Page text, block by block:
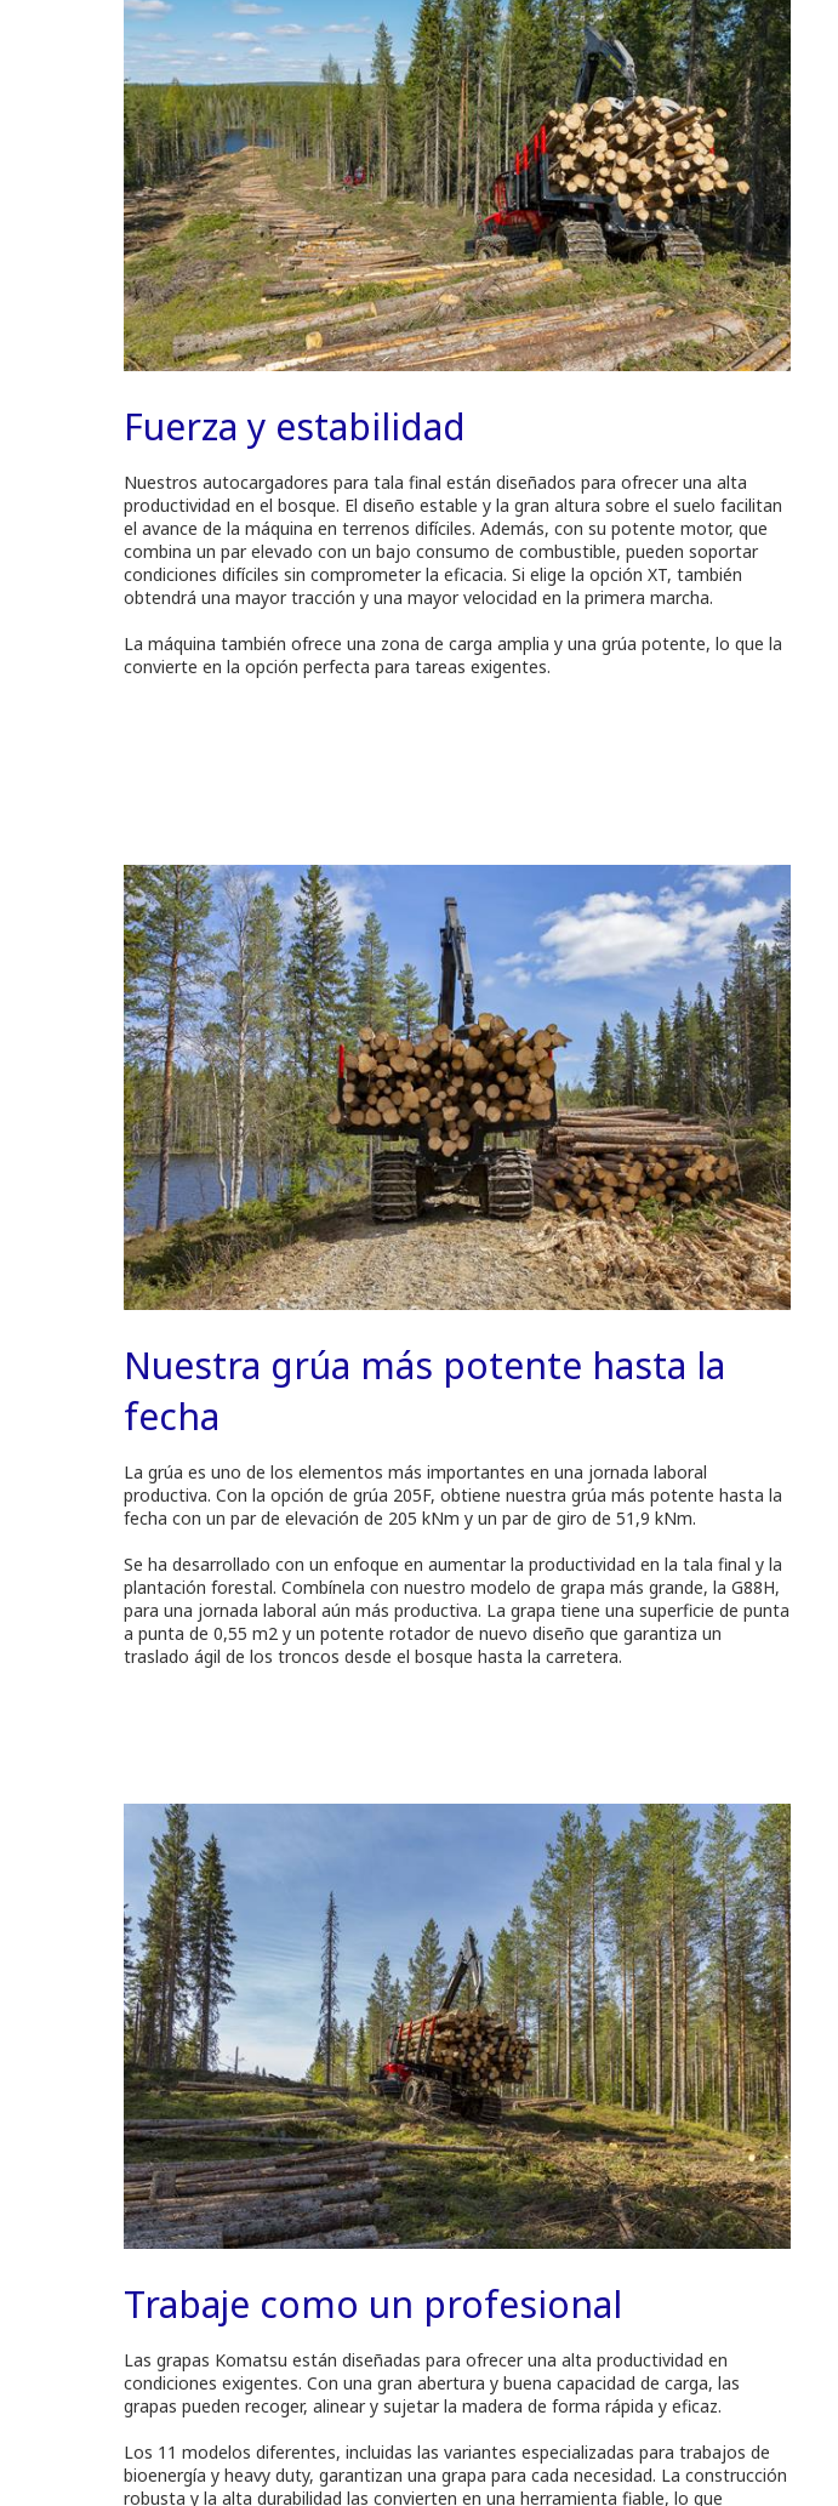
Fuerza y estabilidad
Nuestros autocargadores para tala final están diseñados para ofrecer una alta
productividad en el bosque. El diseño estable y la gran altura sobre el suelo facilitan
el avance de la máquina en terrenos difíciles. Además, con su potente motor, que
combina un par elevado con un bajo consumo de combustible, pueden soportar
condiciones difíciles sin comprometer la eficacia. Si elige la opción XT, también
obtendrá una mayor tracción y una mayor velocidad en la primera marcha.
La máquina también ofrece una zona de carga amplia y una grúa potente, lo que la
convierte en la opción perfecta para tareas exigentes.
Nuestra grúa más potente hasta la
fecha
La grúa es uno de los elementos más importantes en una jornada laboral
productiva. Con la opción de grúa 205F, obtiene nuestra grúa más potente hasta la
fecha con un par de elevación de 205 kNm y un par de giro de 51,9 kNm.
Se ha desarrollado con un enfoque en aumentar la productividad en la tala final y la
plantación forestal. Combínela con nuestro modelo de grapa más grande, la G88H,
para una jornada laboral aún más productiva. La grapa tiene una superficie de punta
a punta de 0,55 m2 y un potente rotador de nuevo diseño que garantiza un
traslado ágil de los troncos desde el bosque hasta la carretera.
Trabaje como un profesional
Las grapas Komatsu están diseñadas para ofrecer una alta productividad en
condiciones exigentes. Con una gran abertura y buena capacidad de carga, las
grapas pueden recoger, alinear y sujetar la madera de forma rápida y eficaz.
Los 11 modelos diferentes, incluidas las variantes especializadas para trabajos de
bioenergía y heavy duty, garantizan una grapa para cada necesidad. La construcción
robusta y la alta durabilidad las convierten en una herramienta fiable, lo que